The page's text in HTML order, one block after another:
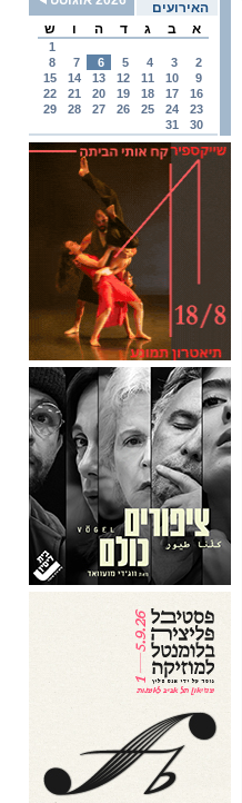
האירועים
א
ב ג ד ה ו ש
1
2
3
4
5
6
7
8
9
10
11
12
13
14
15
16
17
18
19
20
21
22
23
24
25
26
27
28
29
30
31